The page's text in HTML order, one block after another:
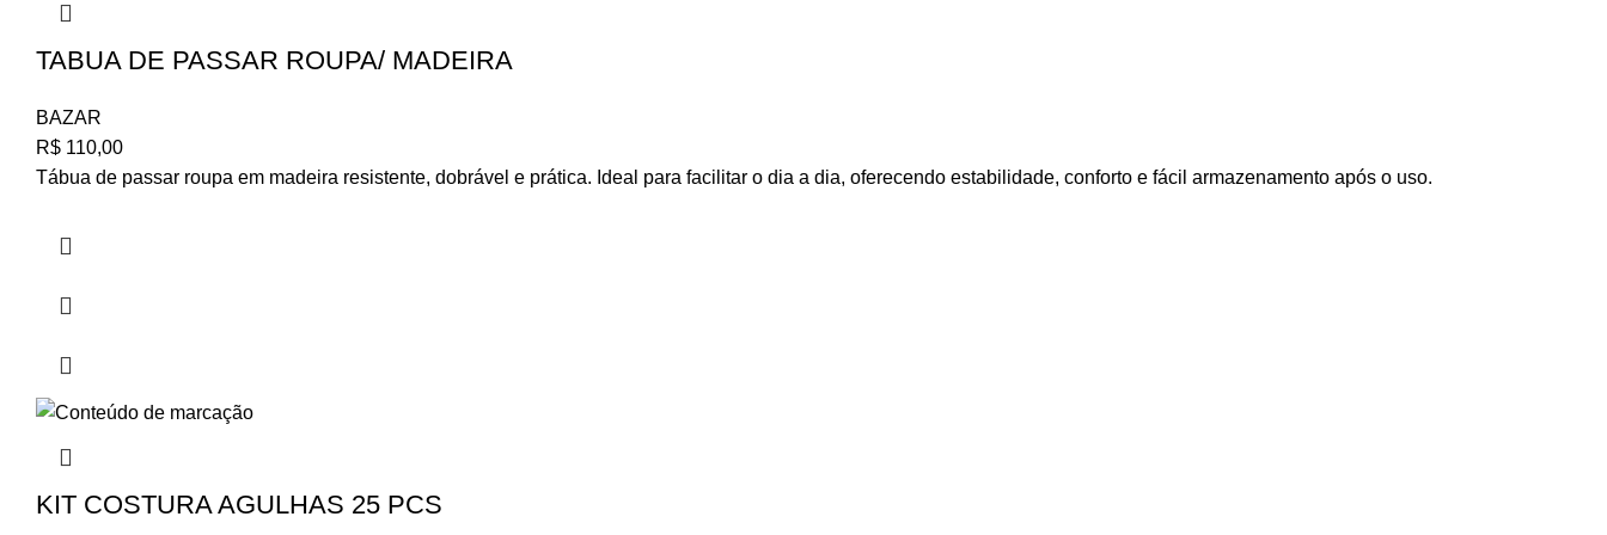
TABUA DE PASSAR ROUPA/ MADEIRA
BAZAR
R$ 110,00
Tábua de passar roupa em madeira resistente, dobrável e prática. Ideal para facilitar o dia a dia, oferecendo estabilidade, conforto e fácil armazenamento após o uso.
KIT COSTURA AGULHAS 25 PCS